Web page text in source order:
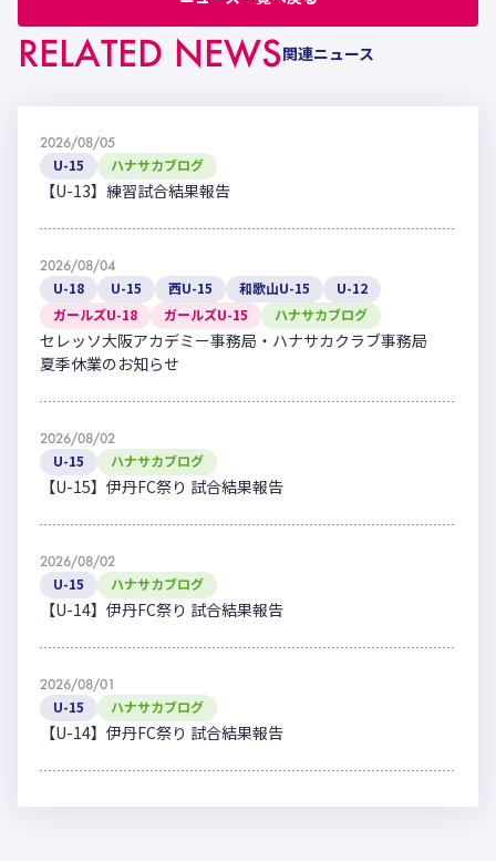
RELATED NEWS関連ニュース
2026/08/05
U-15 ハナサカブログ
【U-13】練習試合結果報告
2026/08/04
U-18 U-15 西U-15 和歌山U-15
U-12
ガールズU-18
ガールズU-15 ハナサカブログ
セレッソ大阪アカデミー事務局・ハナサカクラブ事務局
夏季休業のお知らせ
2026/08/02
U-15 ハナサカブログ
【U-15】伊丹FC祭り 試合結果報告
2026/08/02
U-15 ハナサカブログ
【U-14】伊丹FC祭り 試合結果報告
2026/08/01
U-15 ハナサカブログ
【U-14】伊丹FC祭り 試合結果報告